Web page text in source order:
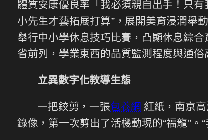
體質安康優良率「我必須親自出手！只
小先生才藝拓展打算”，展開美育浸潤舉
舉行中小學休息技巧比賽，凸顯休息綜
省前列，學業東西的品質監測程度與通
立異數字化教導生態
一把鉸剪，一張包養網 紅紙，南京
錄像，第一次剪出了活機動現的“福龍”